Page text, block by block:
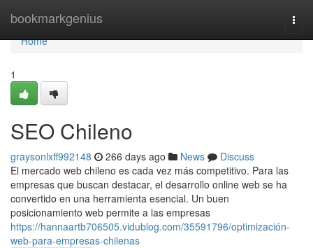
bookmarkgenius
Home
Home
1
SEO Chileno
graysonlxff992148 266 days ago News
Discuss
El mercado web chileno es cada vez más competitivo. Para las
empresas que buscan destacar, el desarrollo online web se ha
convertido en una herramienta esencial. Un buen
posicionamiento web permite a las empresas
https://hannaartb706505.vidublog.com/35591796/optimización-
web-para-empresas-chilenas